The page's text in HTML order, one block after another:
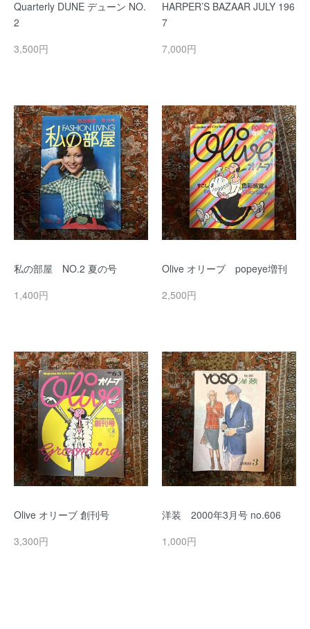
Quarterly DUNE デューン NO.
2
3,500円
HARPER’S BAZAAR JULY 196
7
7,000円
私の部屋 NO.2 夏の号
1,400円
Olive オリーブ popeye増刊
2,500円
Olive オリーブ 創刊号
3,300円
洋装 2000年3月号 no.606
1,000円